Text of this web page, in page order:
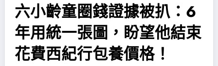
六小齡童圈錢證據被扒：6
年用統一張圖，盼望他結束
花費西紀行包養價格！